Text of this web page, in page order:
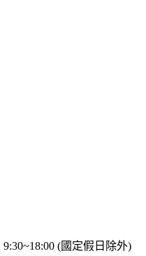
(國定假日除外)